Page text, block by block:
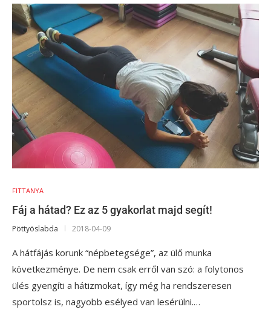
FITTANYA
Fáj a hátad? Ez az 5 gyakorlat majd segít!
Pöttyöslabda 2018-04-09
A hátfájás korunk “népbetegsége”, az ülő munka
következménye. De nem csak erről van szó: a folytonos
ülés gyengíti a hátizmokat, így még ha rendszeresen
sportolsz is, nagyobb esélyed van lesérülni.…